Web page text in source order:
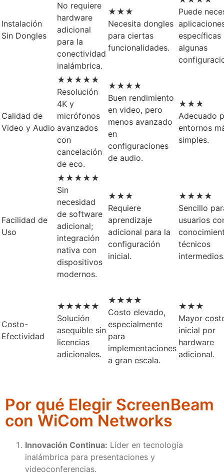
Instalación
Sin Dongles
No requiere
hardware
adicional
para la
conectividad
inalámbrica.
★★★
Necesita dongles
para ciertas
funcionalidades.
Puede
específicas
algunas
Calidad de
Video y Audio
★★★★★
Resolución
4K y
micrófonos
avanzados
con
cancelación
de eco.
★★★★
Buen rendimiento
en video, pero
menos avanzado
en
configuraciones
de audio.
★★★
Adecuado
entornos
simples.
Facilidad de
Uso
★★★★★
Sin
necesidad
de software
adicional;
integración
nativa con
dispositivos
modernos.
★★★
Requiere
aprendizaje
adicional para la
configuración
inicial.
★★★★
Sencillo
usuarios
técnicos
Costo-
Efectividad
★★★★★
Solución
asequible sin
licencias
adicionales.
★★★★
Costo elevado,
especialmente
para
implementaciones
a gran escala.
★★★
Mayor
inicial por
hardware
adicional.
Por qué Elegir ScreenBeam
con WiCom Networks
Innovación Continua: Líder en tecnología
inalámbrica para presentaciones y
videoconferencias.